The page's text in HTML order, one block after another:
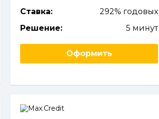
Ставка:
292% годовых
Решение:
5 минут
Оформить